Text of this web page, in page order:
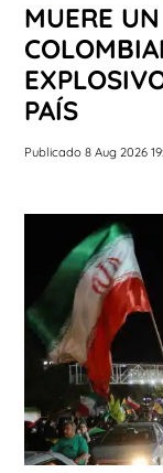
MUERE
PAÍS
Publicado 8 Aug 2026